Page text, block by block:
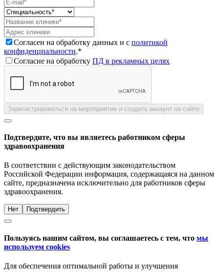
Согласен на обработку данных и с политикой
конфиденциальности.*
Согласие на обработку ПД в рекламных целях
Зарегистрироваться на мероприятие и создать аккаунт на сайте
Подтвердите, что вы являетесь работником сферы
здравоохранения
В соответствии с действующим законодательством
Российской Федерации информация, содержащаяся на данном
сайте, предназначена исключительно для работников сферы
здравоохранения.
Нет Подтвердить
Пользуясь нашим сайтом, вы соглашаетесь с тем, что мы
используем cookies
Для обеспечения оптимальной работы и улучшения